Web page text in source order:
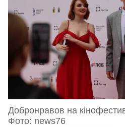
Добронравов на
Фото: news76